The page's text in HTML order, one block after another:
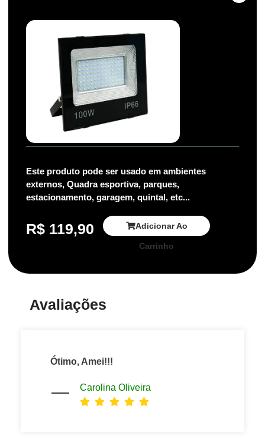
Este produto pode ser usado em ambientes
externos, Quadra esportiva, parques,
estacionamento, garagem, quintal, etc...
R$ 119,90 Adicionar Ao
Carrinho
Avaliações
Ótimo, Amei!!!
Carolina Oliveira